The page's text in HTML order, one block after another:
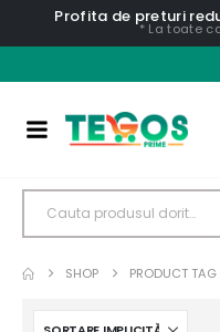
Profita de preturi
* La toate
SHOP PRODUCT